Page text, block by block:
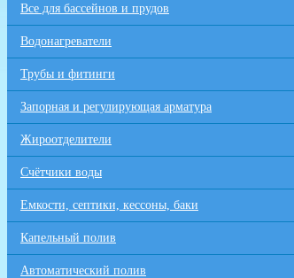
Все для бaссейнов и прудов
Водонагреватели
Трубы и фитинги
Запорная и регулирующая арматура
Жироотделители
Счётчики воды
Емкости, септики, кессоны, баки
Капельный полив
Автоматический полив